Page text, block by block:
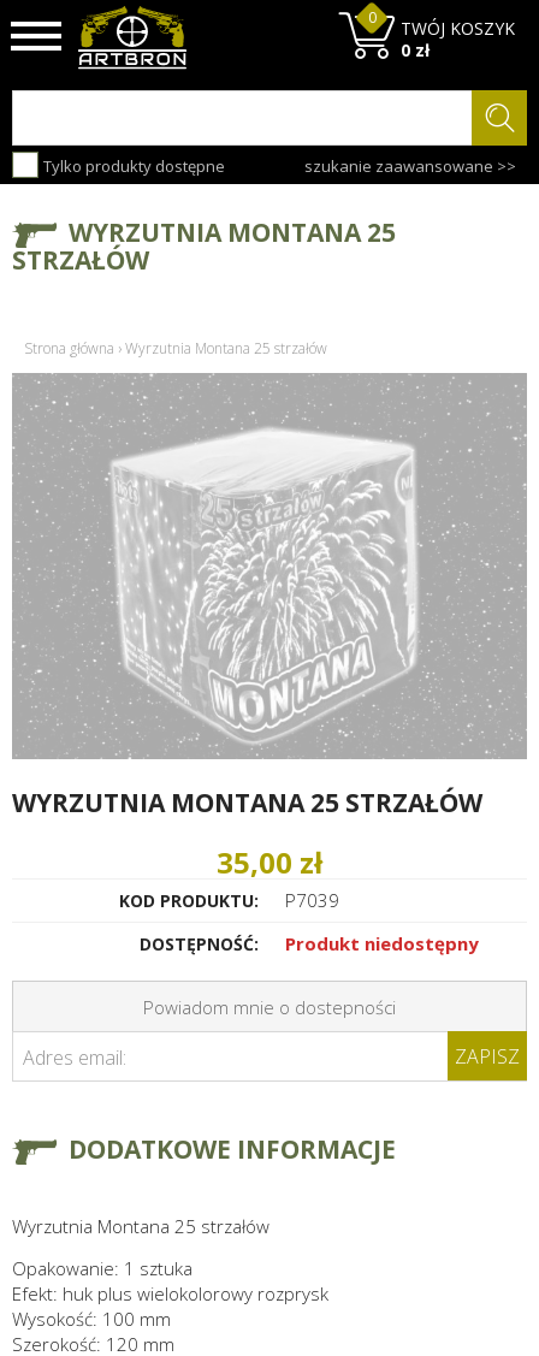
Tylko produkty dostępne szukanie zaawansowane >>
TWÓJ KOSZYK
0
0 zł
WYRZUTNIA MONTANA 25
STRZAŁÓW
Strona główna ›Wyrzutnia Montana 25 strzałów
WYRZUTNIA MONTANA 25 STRZAŁÓW
35,00 zł
KOD PRODUKTU: P7039
DOSTĘPNOŚĆ: Produkt niedostępny
Powiadom mnie o dostepności
Adres email: ZAPISZ
DODATKOWE INFORMACJE
Wyrzutnia Montana 25 strzałów
Opakowanie: 1 sztuka
Efekt: huk plus wielokolorowy rozprysk
Wysokość: 100 mm
Szerokość: 120 mm